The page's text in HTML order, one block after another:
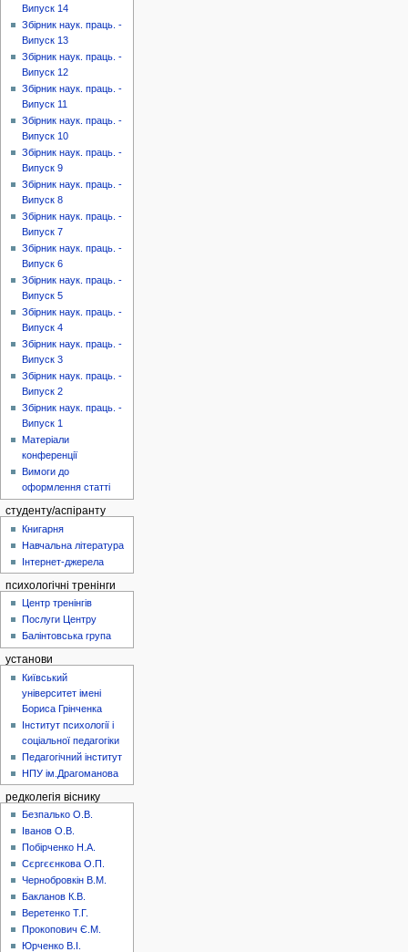
Випуск 14
Збірник наук. праць. -
Випуск 13
Збірник наук. праць. -
Випуск 12
Збірник наук. праць. -
Випуск 11
Збірник наук. праць. -
Випуск 10
Збірник наук. праць. -
Випуск 9
Збірник наук. праць. -
Випуск 8
Збірник наук. праць. -
Випуск 7
Збірник наук. праць. -
Випуск 6
Збірник наук. праць. -
Випуск 5
Збірник наук. праць. -
Випуск 4
Збірник наук. праць. -
Випуск 3
Збірник наук. праць. -
Випуск 2
Збірник наук. праць. -
Випуск 1
Матеріали
конференції
Вимоги до
оформлення статті
студенту/аспіранту
Книгарня
Навчальна література
Інтернет-джерела
психологічні тренінги
Центр тренінгів
Послуги Центру
Балінтовська група
установи
Київський
університет імені
Бориса Грінченка
Інститут психології і
соціальної педагогіки
Педагогічний інститут
НПУ ім.Драгоманова
редколегія віснику
Безпалько О.В.
Іванов О.В.
Побірченко Н.А.
Сєргєєнкова О.П.
Чернобровкін В.М.
Бакланов К.В.
Веретенко Т.Г.
Прокопович Є.М.
Юрченко В.І.